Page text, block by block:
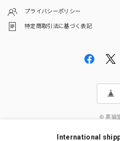
プライバシーポリシー
特定商取引法に基づく表記
© 黒猫
International